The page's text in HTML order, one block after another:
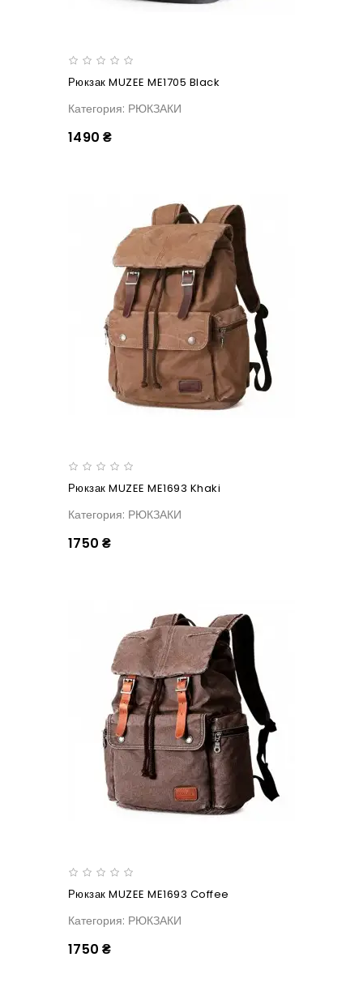
Рюкзак MUZEE ME1705 Black
Категория: РЮКЗАКИ
1490 ₴
Рюкзак MUZEE ME1693 Khaki
Категория: РЮКЗАКИ
1750 ₴
Рюкзак MUZEE ME1693 Coffee
Категория: РЮКЗАКИ
1750 ₴